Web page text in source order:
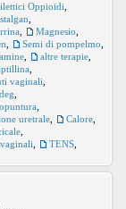
Oppioidi
Magnesio
Semi di pompelmo
altre terapie
vaginali
uretrale Calore
TENS